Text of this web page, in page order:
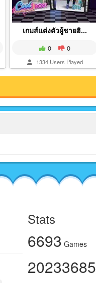
เกมส์แต่งตัวผู้ชายฮิ...
0 0
1334 Users Played
Stats
6693 Games
20233685